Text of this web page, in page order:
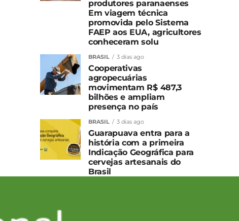
produtores paranaenses
Em viagem técnica
promovida pelo Sistema
FAEP aos EUA, agricultores
conheceram solu
BRASIL 3 dias ago
Cooperativas
agropecuárias
movimentam R$ 487,3
bilhões e ampliam
presença no país
BRASIL 3 dias ago
Guarapuava entra para a
história com a primeira
Indicação Geográfica para
cervejas artesanais do
Brasil